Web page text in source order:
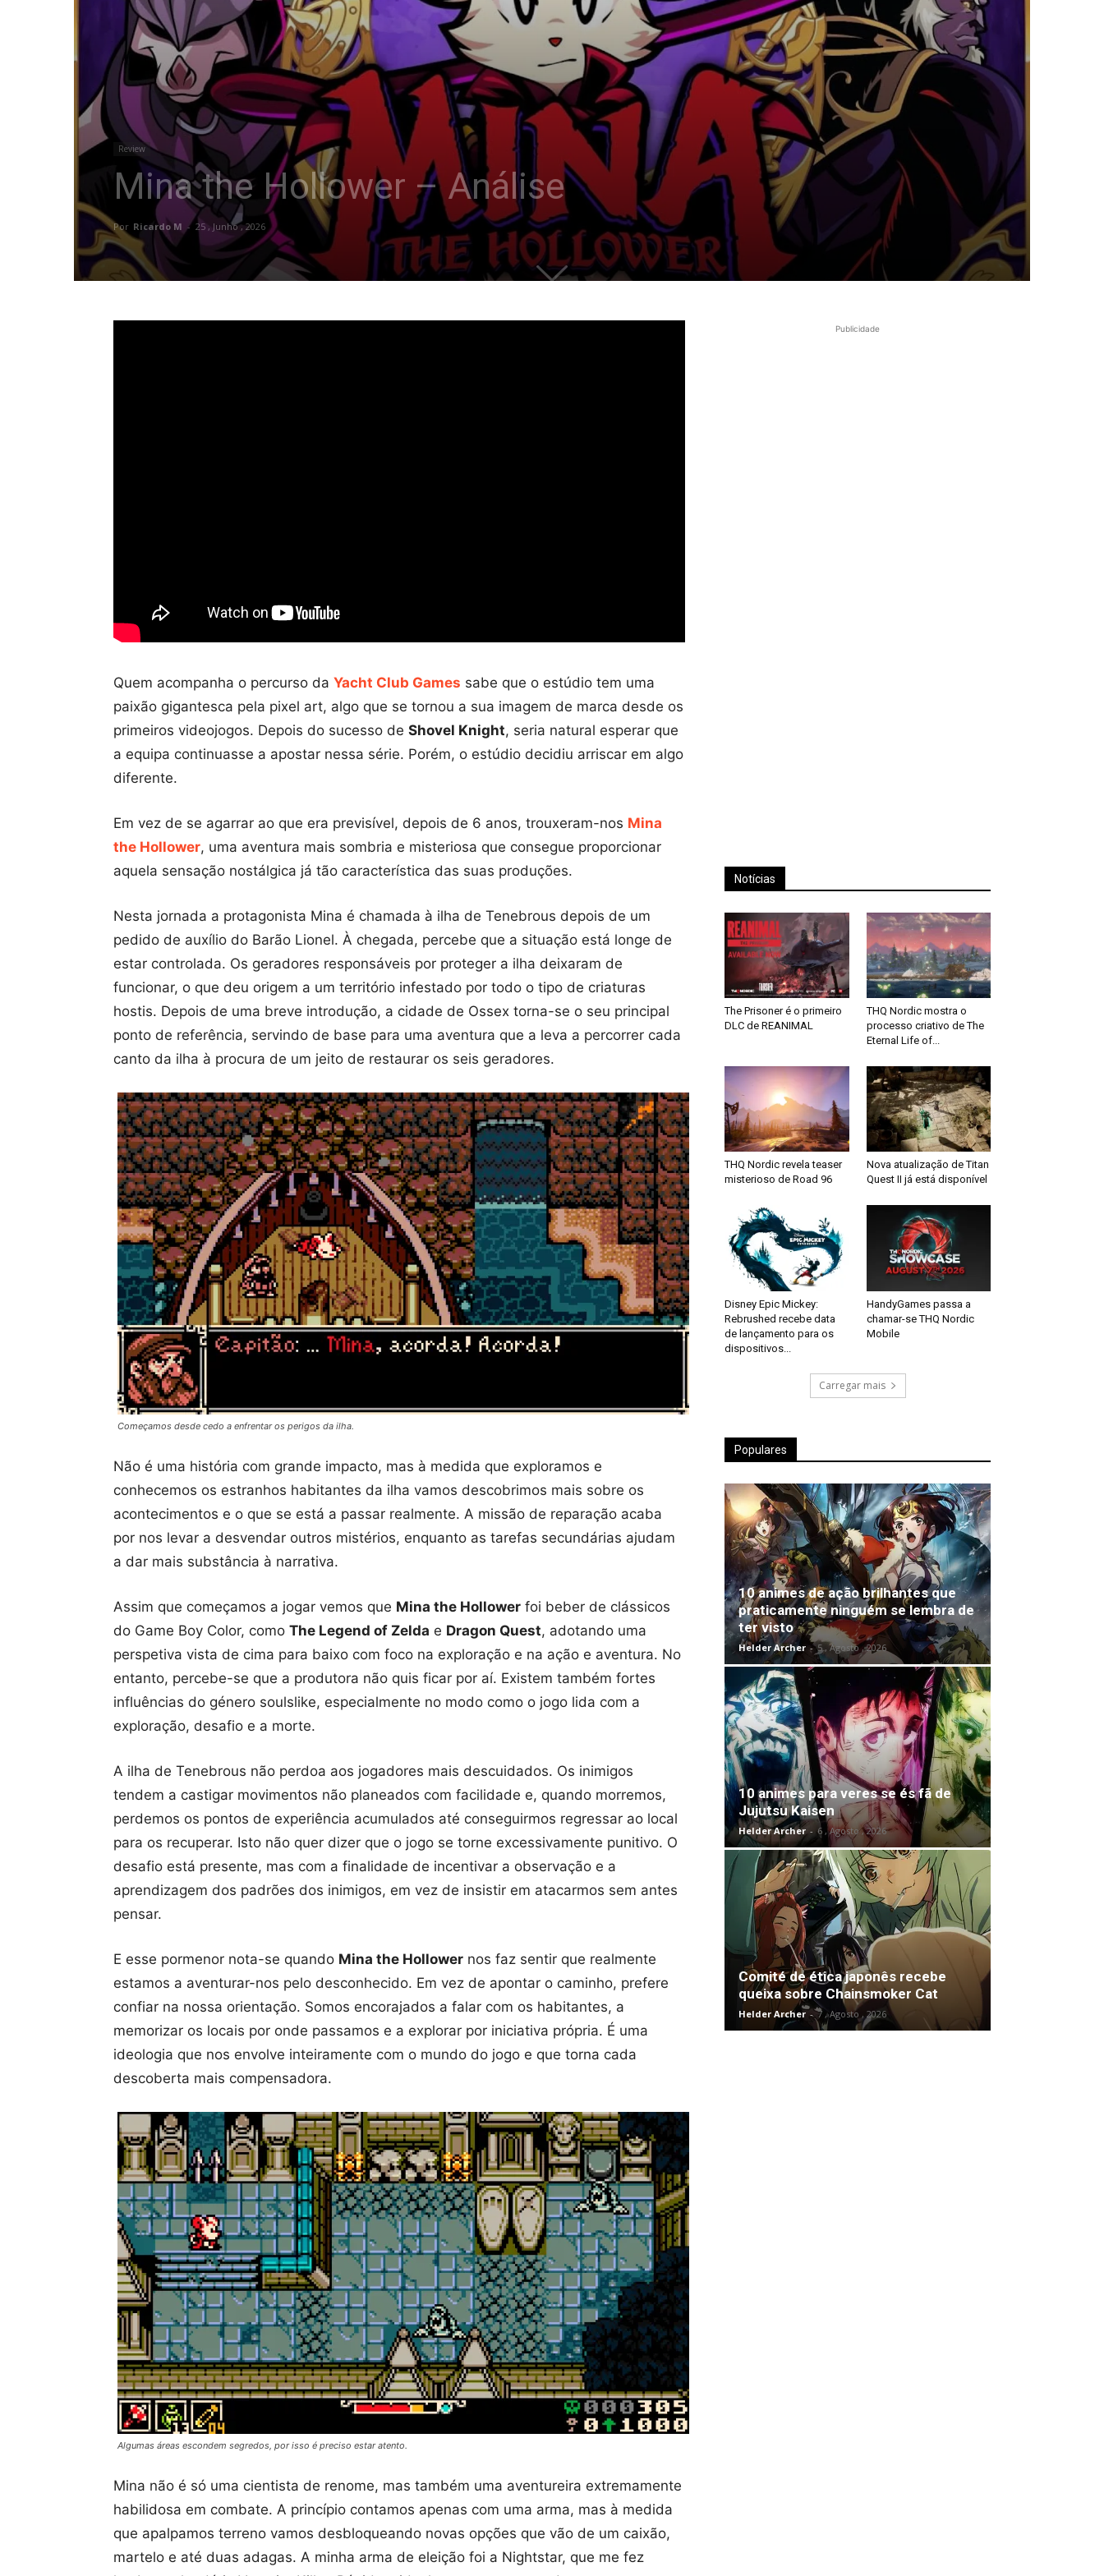
Review
Mina the Hollower – Análise
Por Ricardo M - 25 , Junho , 2026
Quem acompanha o percurso da Yacht Club Games sabe que o estúdio tem uma
paixão gigantesca pela pixel art, algo que se tornou a sua imagem de marca desde os
primeiros videojogos. Depois do sucesso de Shovel Knight, seria natural esperar que
a equipa continuasse a apostar nessa série. Porém, o estúdio decidiu arriscar em algo
diferente.
Em vez de se agarrar ao que era previsível, depois de 6 anos, trouxeram-nos Mina
the Hollower, uma aventura mais sombria e misteriosa que consegue proporcionar
aquela sensação nostálgica já tão característica das suas produções.
Nesta jornada a protagonista Mina é chamada à ilha de Tenebrous depois de um
pedido de auxílio do Barão Lionel. À chegada, percebe que a situação está longe de
estar controlada. Os geradores responsáveis por proteger a ilha deixaram de
funcionar, o que deu origem a um território infestado por todo o tipo de criaturas
hostis. Depois de uma breve introdução, a cidade de Ossex torna-se o seu principal
ponto de referência, servindo de base para uma aventura que a leva a percorrer cada
canto da ilha à procura de um jeito de restaurar os seis geradores.
Começamos desde cedo a enfrentar os perigos da ilha.
Não é uma história com grande impacto, mas à medida que exploramos e
conhecemos os estranhos habitantes da ilha vamos descobrimos mais sobre os
acontecimentos e o que se está a passar realmente. A missão de reparação acaba
por nos levar a desvendar outros mistérios, enquanto as tarefas secundárias ajudam
a dar mais substância à narrativa.
Assim que começamos a jogar vemos que Mina the Hollower foi beber de clássicos
do Game Boy Color, como The Legend of Zelda e Dragon Quest, adotando uma
perspetiva vista de cima para baixo com foco na exploração e na ação e aventura. No
entanto, percebe-se que a produtora não quis ficar por aí. Existem também fortes
influências do género soulslike, especialmente no modo como o jogo lida com a
exploração, desafio e a morte.
A ilha de Tenebrous não perdoa aos jogadores mais descuidados. Os inimigos
tendem a castigar movimentos não planeados com facilidade e, quando morremos,
perdemos os pontos de experiência acumulados até conseguirmos regressar ao local
para os recuperar. Isto não quer dizer que o jogo se torne excessivamente punitivo. O
desafio está presente, mas com a finalidade de incentivar a observação e a
aprendizagem dos padrões dos inimigos, em vez de insistir em atacarmos sem antes
pensar.
E esse pormenor nota-se quando Mina the Hollower nos faz sentir que realmente
estamos a aventurar-nos pelo desconhecido. Em vez de apontar o caminho, prefere
confiar na nossa orientação. Somos encorajados a falar com os habitantes, a
memorizar os locais por onde passamos e a explorar por iniciativa própria. É uma
ideologia que nos envolve inteiramente com o mundo do jogo e que torna cada
descoberta mais compensadora.
Algumas áreas escondem segredos, por isso é preciso estar atento.
Mina não é só uma cientista de renome, mas também uma aventureira extremamente
habilidosa em combate. A princípio contamos apenas com uma arma, mas à medida
que apalpamos terreno vamos desbloqueando novas opções que vão de um caixão,
martelo e até duas adagas. A minha arma de eleição foi a Nightstar, que me fez
Publicidade
Notícias
The Prisoner é o primeiro
DLC de REANIMAL
THQ Nordic mostra o
processo criativo de The
Eternal Life of...
THQ Nordic revela teaser
misterioso de Road 96
Nova atualização de Titan
Quest II já está disponível
Disney Epic Mickey:
Rebrushed recebe data
de lançamento para os
dispositivos...
HandyGames passa a
chamar-se THQ Nordic
Mobile
Carregar mais
Populares
10 animes de ação brilhantes que
praticamente ninguém se lembra de
ter visto
Helder Archer - 5 , Agosto , 2026
10 animes para veres se és fã de
Jujutsu Kaisen
Helder Archer - 6 , Agosto , 2026
Comité de ética japonês recebe
queixa sobre Chainsmoker Cat
Helder Archer - 7 , Agosto , 2026